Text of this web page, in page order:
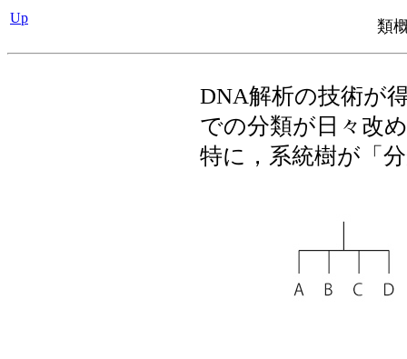
Up 類
DNA解析の技術が
での分類が日々改
特に，系統樹が「